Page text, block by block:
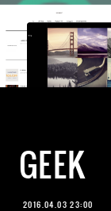
GEEK
2016.04.03 23:00
プライバシーポリシー